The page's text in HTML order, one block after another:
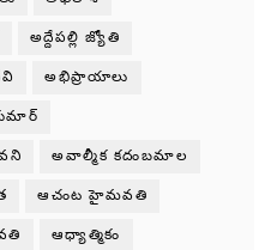
అద్దేపల్లి జ్యోతి
అభిప్రాయాలు
అవాల్మీక కదంబమాల
ఆచంట హైమవతి
ఆధ్యాత్మికం